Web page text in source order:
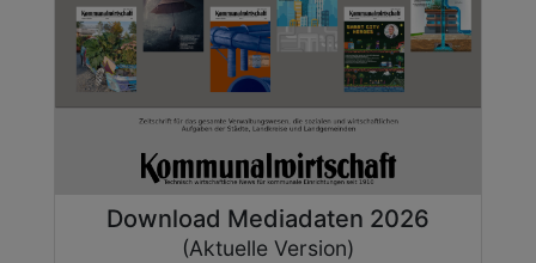
Download Mediadaten 2026
(Aktuelle Version)